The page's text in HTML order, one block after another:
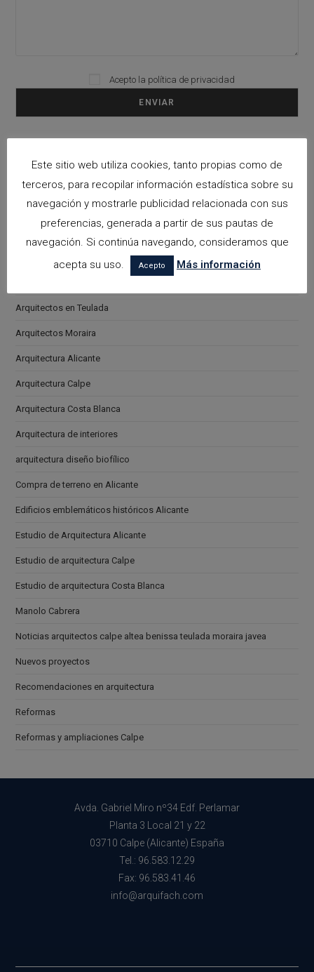
Please leave this field empty.
Acepto la política de privacidad
arquitectora espacios biofilicos
Arquitectos en Alicante
Arquitectos en Altea
Arquitectos en Teulada
Arquitectos Moraira
Arquitectura Alicante
Arquitectura Calpe
Arquitectura Costa Blanca
Arquitectura de interiores
arquitectura diseño biofílico
Compra de terreno en Alicante
Edificios emblemáticos históricos Alicante
Estudio de Arquitectura Alicante
Estudio de arquitectura Calpe
Estudio de arquitectura Costa Blanca
Manolo Cabrera
Noticias arquitectos calpe altea benissa teulada moraira javea
Nuevos proyectos
Recomendaciones en arquitectura
Reformas
Reformas y ampliaciones Calpe
Avda. Gabriel Miro nº34 Edf. Perlamar
Planta 3 Local 21 y 22
03710 Calpe (Alicante) España
Tel.: 96.583.12.29
Fax: 96.583.41.46
info@arquifach.com
Este sitio web utiliza cookies, tanto propias como de
terceros, para recopilar información estadística sobre su
navegación y mostrarle publicidad relacionada con sus
preferencias, generada a partir de sus pautas de
navegación. Si continúa navegando, consideramos que
acepta su uso.
Acepto Más información